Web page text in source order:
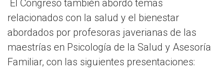
El Congreso también abordó temas
relacionados con la salud y el bienestar
abordados por profesoras javerianas de las
maestrías en Psicología de la Salud y Asesoría
Familiar, con las siguientes presentaciones: